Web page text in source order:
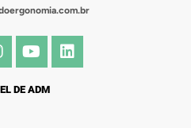
Y
o
t
L
i
DE ADM